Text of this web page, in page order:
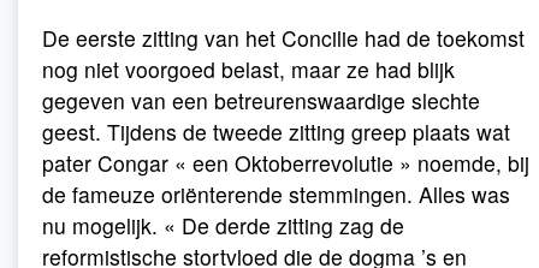
De eerste zitting van het Concilie had de toekomst
nog niet voorgoed belast, maar ze had blijk
gegeven van een betreurenswaardige slechte
geest. Tijdens de tweede zitting greep plaats wat
pater Congar « een Oktoberrevolutie » noemde, bij
de fameuze oriënterende stemmingen. Alles was
nu mogelijk. « De derde zitting zag de
reformistische stortvloed die de dogma ’s en